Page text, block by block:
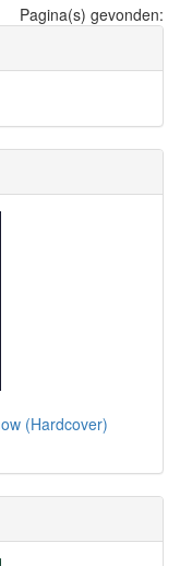
Pagina(s) gevonden:
(Hardcover)